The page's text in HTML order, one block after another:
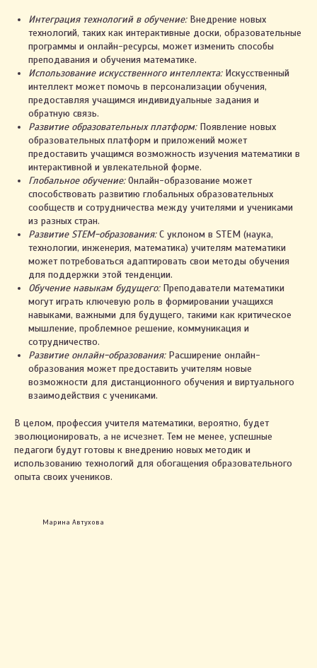
Интеграция технологий в обучение: Внедрение новых
технологий, таких как интерактивные доски, образовательные
программы и онлайн-ресурсы, может изменить способы
преподавания и обучения математике.
Использование искусственного интеллекта: Искусственный
интеллект может помочь в персонализации обучения,
предоставляя учащимся индивидуальные задания и
обратную связь.
Развитие образовательных платформ:Появление новых
образовательных платформ и приложений может
предоставить учащимся возможность изучения математики в
интерактивной и увлекательной форме.
Глобальное обучение:Онлайн-образование может
способствовать развитию глобальных образовательных
сообществ и сотрудничества между учителями и учениками
из разных стран.
Развитие STEM-образования:С уклоном в STEM (наука,
технологии, инженерия, математика) учителям математики
может потребоваться адаптировать свои методы обучения
для поддержки этой тенденции.
Обучение навыкам будущего: Преподаватели математики
могут играть ключевую роль в формировании учащихся
навыками, важными для будущего, такими как критическое
мышление, проблемное решение, коммуникация и
сотрудничество.
Развитие онлайн-образования:Расширение онлайн-
образования может предоставить учителям новые
возможности для дистанционного обучения и виртуального
взаимодействия с учениками.
В целом, профессия учителя математики, вероятно, будет
эволюционировать, а не исчезнет. Тем не менее, успешные
педагоги будут готовы к внедрению новых методик и
использованию технологий для обогащения образовательного
опыта своих учеников.
Марина Автухова
2023. ИП Автухова Марина Александровна
Св-во о государственной регистрации № 0796122
выдано Жлобинским райисполкомом 03.03.2021
Политика конфиденциальности
Настройки cookie
УНП 491461557
Республики Беларусь 01.11.2023 за №191590
Правила оплаты и возврата
+375 29 123-58-67